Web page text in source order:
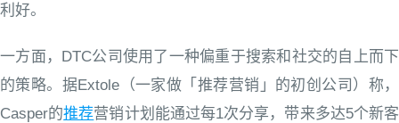
利好。
一方面，DTC公司使用了一种偏重于搜索和社交的自上而下
的策略。据Extole（一家做「推荐营销」的初创公司）称，
Casper的推荐营销计划能通过每1次分享，带来多达5个新客